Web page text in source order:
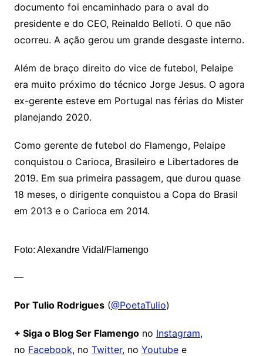
documento foi encaminhado para o aval do
presidente e do CEO, Reinaldo Belloti. O que não
ocorreu. A ação gerou um grande desgaste interno.
Além de braço direito do vice de futebol, Pelaipe
era muito próximo do técnico Jorge Jesus. O agora
ex-gerente esteve em Portugal nas férias do Mister
planejando 2020.
Como gerente de futebol do Flamengo, Pelaipe
conquistou o Carioca, Brasileiro e Libertadores de
2019. Em sua primeira passagem, que durou quase
18 meses, o dirigente conquistou a Copa do Brasil
em 2013 e o Carioca em 2014.
Foto: Alexandre Vidal/Flamengo
—
Por Tulio Rodrigues(@PoetaTulio)
+ Siga o Blog Ser Flamengono Instagram,
no Facebook, no Twitter, no Youtubee